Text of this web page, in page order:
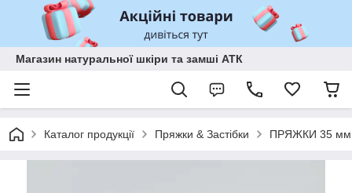
Магазин натуральної шкіри та замші АТК
Каталог продукції Пряжки & Застібки ПРЯЖКИ 35 мм